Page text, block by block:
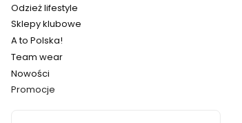
Odzież lifestyle
Sklepy klubowe
A to Polska!
Team wear
Nowości
Promocje